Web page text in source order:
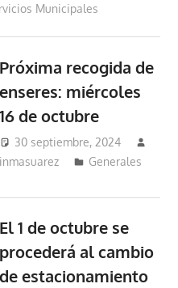
Municipales
Próxima recogida de
enseres: miércoles
16 de octubre
30 septiembre, 2024
inmasuarez
Generales
El 1 de octubre se
procederá al cambio
de estacionamiento